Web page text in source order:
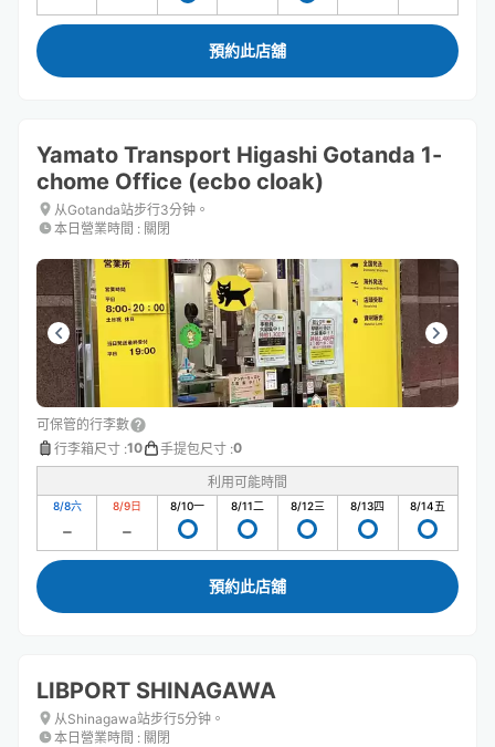
預約此店舖
Yamato Transport Higashi Gotanda 1-
chome Office (ecbo cloak)
从Gotanda站步行3分钟。
本日營業時間 : 關閉
可保管的行李數
行李箱尺寸 :10 手提包尺寸 :0
利用可能時間
8/8六 8/9日 8/10一 8/11二 8/12三 8/13四 8/14五
預約此店舖
LIBPORT SHINAGAWA
从Shinagawa站步行5分钟。
本日營業時間 : 關閉